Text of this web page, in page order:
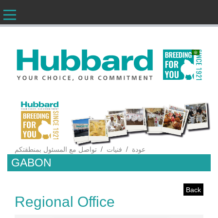
AR
عودة / فنيات / تواصل مع المسئول بمنطقتكم
GABON
Back
Regional Office